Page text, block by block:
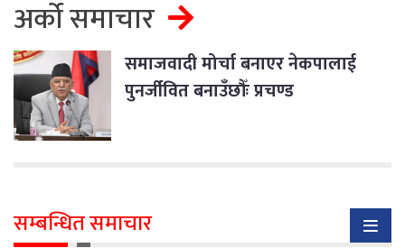
अर्को समाचार
समाजवादी मोर्चा बनाएर नेकपालाई
पुनर्जीवित बनाउँछौँः प्रचण्ड
सम्बन्धित समाचार